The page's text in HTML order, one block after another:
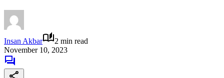
Insan Akbar
2 min read
November 10, 2023